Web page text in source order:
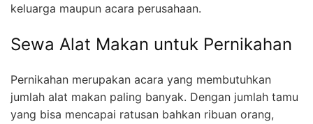
keluarga maupun acara perusahaan.
Sewa Alat Makan untuk Pernikahan
Pernikahan merupakan acara yang membutuhkan
jumlah alat makan paling banyak. Dengan jumlah tamu
yang bisa mencapai ratusan bahkan ribuan orang,